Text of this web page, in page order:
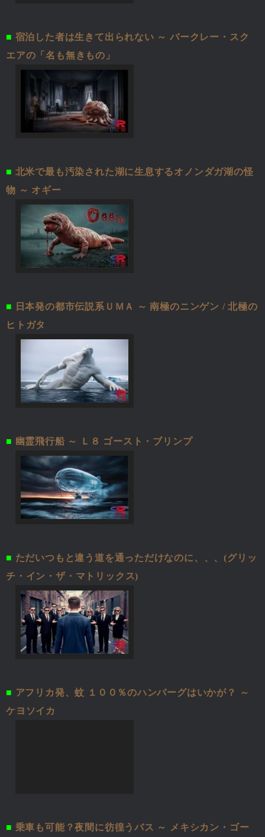
■ 宿泊した者は生きて出られない ～ バークレー・スク
エアの「名も無きもの」
■ 北米で最も汚染された湖に生息するオノンダガ湖の怪
物 ～ オギー
■
日本発の都市伝説系ＵＭＡ ～ 南極のニンゲン / 北極の
ヒトガタ
■ 幽霊飛行船 ～ Ｌ８ ゴースト・ブリンプ
■ ただいつもと違う道を通っただけなのに、、、(グリッ
チ・イン・ザ・マトリックス)
■ アフリカ発、蚊 １００％のハンバーグはいかが？ ～
ケヨソイカ
■ 乗車も可能？夜間に彷徨うバス ～ メキシカン・ゴー